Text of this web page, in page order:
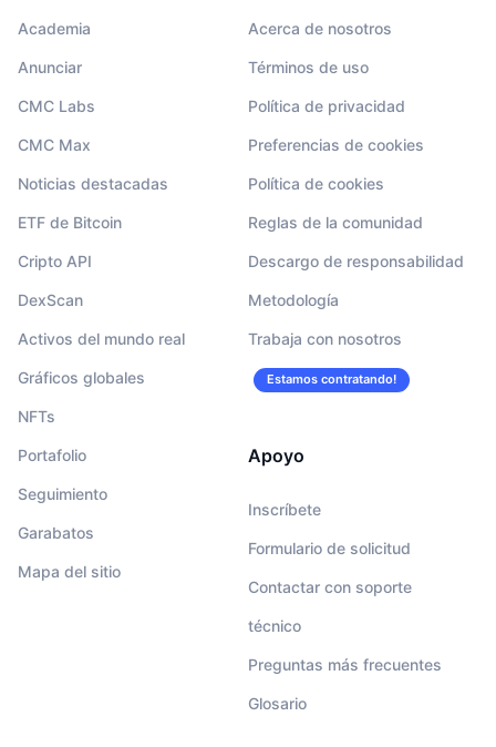
Academia
Anunciar
CMC Labs
CMC Max
Noticias destacadas
ETF de Bitcoin
Cripto API
DexScan
Activos del mundo real
Gráficos globales
NFTs
Portafolio
Seguimiento
Garabatos
Mapa del sitio
Acerca de nosotros
Términos de uso
Política de privacidad
Preferencias de cookies
Política de cookies
Reglas de la comunidad
Descargo de responsabilidad
Metodología
Trabaja con nosotros
Estamos contratando!
Apoyo
Inscríbete
Formulario de solicitud
Contactar con soporte
técnico
Preguntas más frecuentes
Glosario